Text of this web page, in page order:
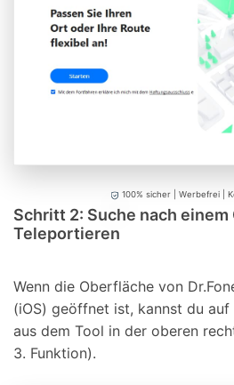
100% sicher | Werbefrei |
Schritt 2: Suche nach einem
Teleportieren
Wenn die Oberfläche von
(iOS) geöffnet ist, kannst du
aus dem Tool in der oberen
3. Funktion).